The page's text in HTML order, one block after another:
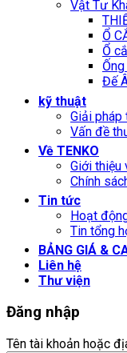
Vật Tư
Ổ
Ổ
Đế
kỹ thuật
Giải pháp
Vấn đề
Về TENKO
Giới thiệu
Chính
Tin tức
Hoạt
Tin tổng
BẢNG GIÁ &
Liên hệ
Thư viện
Đăng nhập
Tên tài khoản hoặc